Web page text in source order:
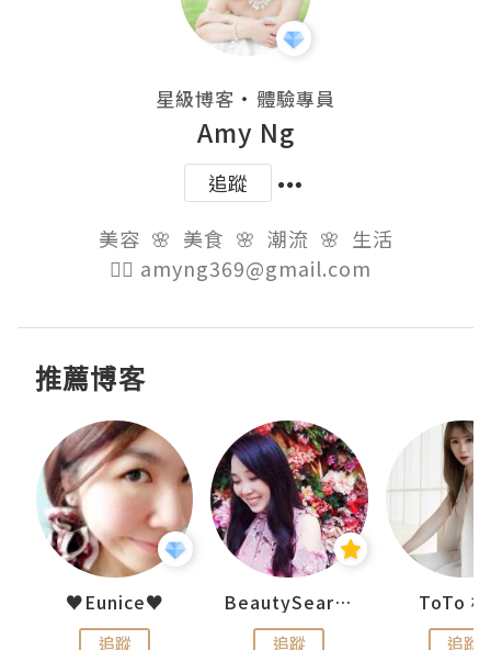
星級博客 ・ 體驗專員
Amy Ng
追蹤
美容  🌸  美食  🌸  潮流  🌸  生活
👉🏻 amyng369@gmail.com
推薦博客
♥Eunice♥
追蹤
BeautySearch
追蹤
ToTo
追蹤